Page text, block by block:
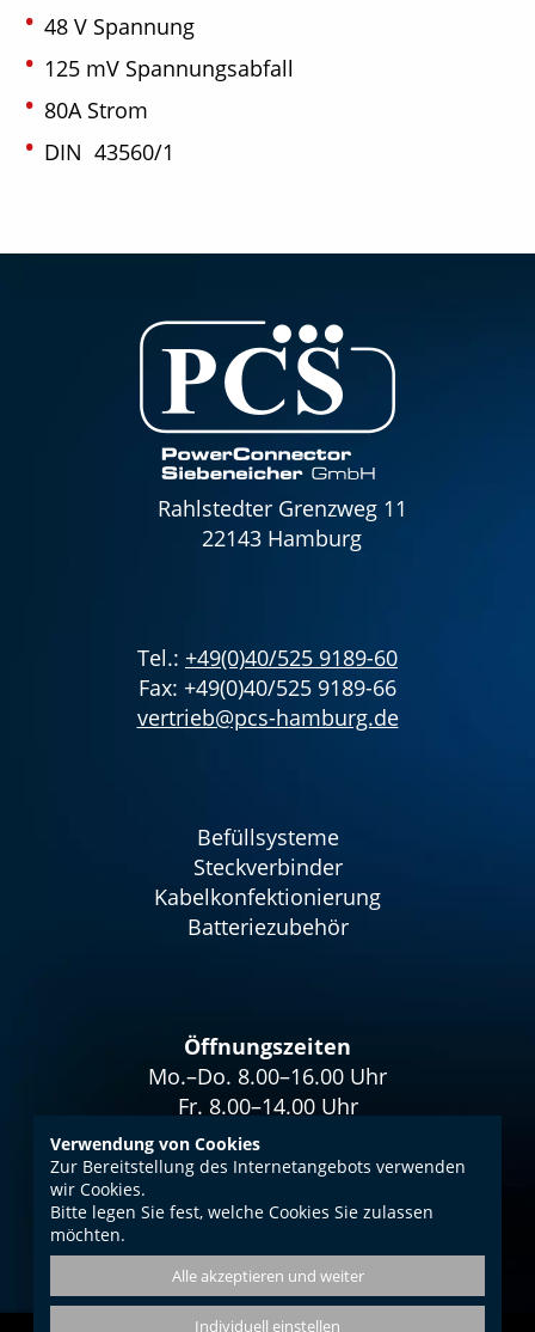
48 V Spannung
125 mV Spannungsabfall
80A Strom
DIN 43560/1
Rahlstedter Grenzweg 11
22143 Hamburg
Tel.: +49(0)40/525 9189-60
Fax: +49(0)40/525 9189-66
vertrieb@pcs-hamburg.de
Befüllsysteme
Steckverbinder
Kabelkonfektionierung
Batteriezubehör
Öffnungszeiten
Mo.–Do. 8.00–16.00 Uhr
Fr. 8.00–14.00 Uhr
Impressum
Datenschutz
AGB
Verwendung von Cookies
Zur Bereitstellung des Internetangebots verwenden
wir Cookies.
Bitte legen Sie fest, welche Cookies Sie zulassen
möchten.
Alle akzeptieren und weiter
Individuell einstellen